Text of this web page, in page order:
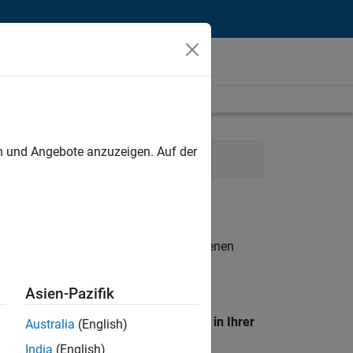
. Wenn Sie noch immer keine offenen
unseres
Standort, um alle Stellenangebote in Ihrer
Angebote anzuzeigen. Auf der
Asien-Pazifik
Australia (English)
India (English)